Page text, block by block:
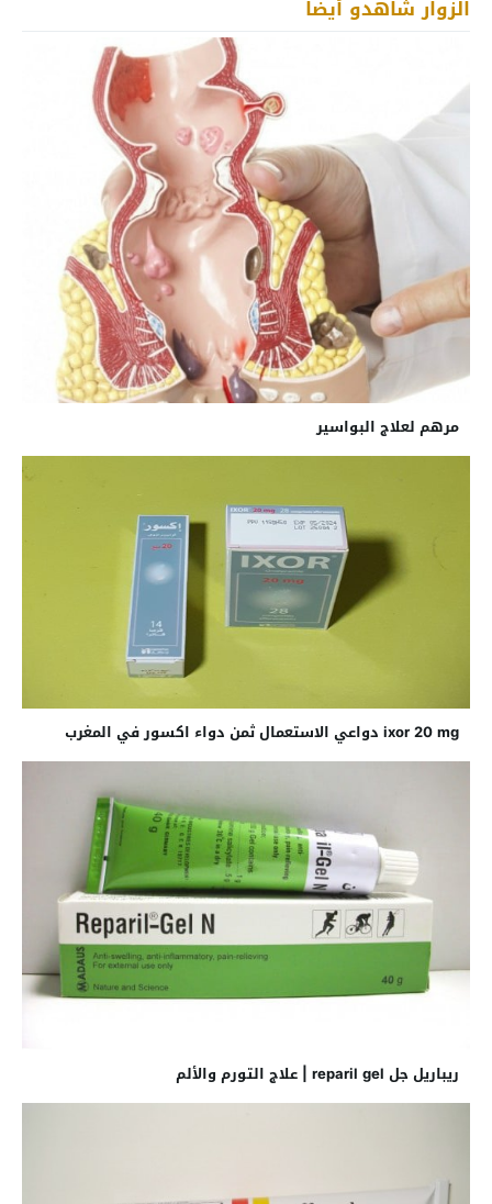
الزوار شاهدو أيضاً
مرهم لعلاج البواسير
ixor 20 mg دواعي الاستعمال ثمن دواء اكسور في المغرب
ريباريل جل reparil gel | علاج التورم والألم